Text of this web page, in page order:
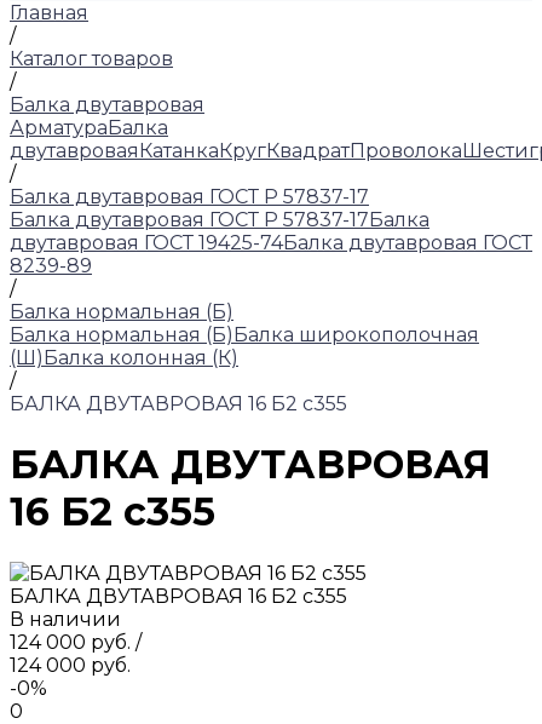
Главная
/
Каталог товаров
/
Балка двутавровая
АрматураБалка
двутавроваяКатанкаКругКвадратПроволока
/
Балка двутавровая ГОСТ Р 57837-17
Балка двутавровая ГОСТ Р 57837-17Балка
двутавровая ГОСТ 19425-74Балка двутавровая ГОСТ
8239-89
/
Балка нормальная (Б)
Балка нормальная (Б)Балка широкополочная
(Ш)Балка колонная (К)
/
БАЛКА ДВУТАВРОВАЯ 16 Б2 с355
БАЛКА ДВУТАВРОВАЯ
16 Б2 с355
БАЛКА ДВУТАВРОВАЯ 16 Б2 с355
В наличии
124 000 руб. /
124 000 руб.
-0%
0